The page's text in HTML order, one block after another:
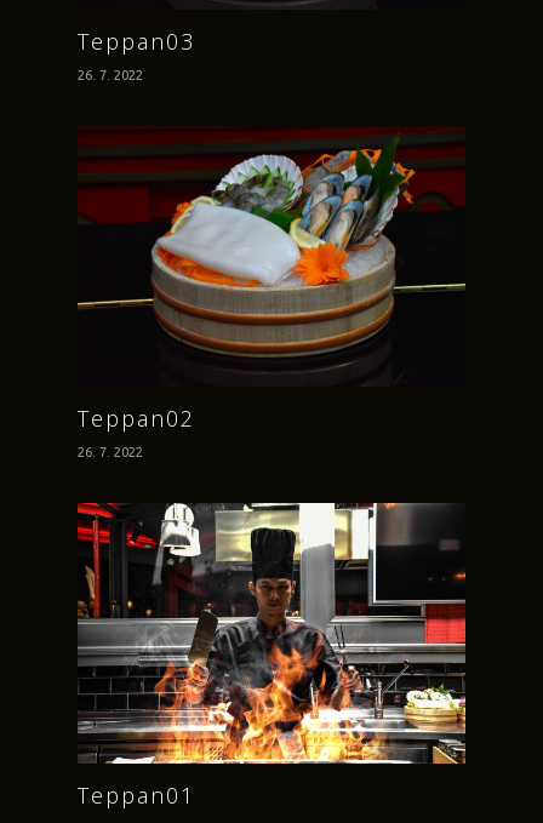
Teppan03
26. 7. 2022
Teppan02
26. 7. 2022
Teppan01